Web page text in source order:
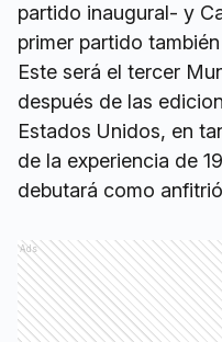
partido inaugural- y
primer partido
Este será el tercer
después de las
Estados Unidos, en
de la experiencia de
debutará como
Ads